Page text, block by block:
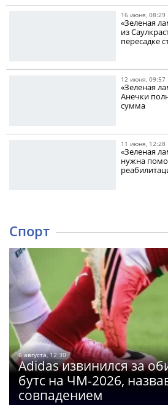
16 июня, 08:29
«Зеленая
из
пересадке
12 июня, 09:57
«Зеленая
Анечки
сумма
11 июня, 12:28
«Зеленая
нужна
Спорт
6 августа, 12:30
Adidas извинился за
бутс на ЧМ-2026,
совпадением